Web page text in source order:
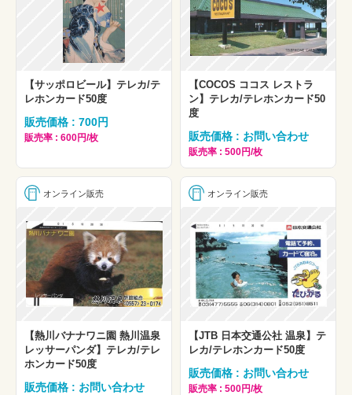
【サッポロビール】テレカ/テ
レホンカード50度
販売価格 : 700円
販売率 : 600円/枚
【COCOS ココス レストラ
ン】テレカ/テレホンカード50
度
販売価格 : お問い合わせ
販売率 : 500円/枚
オンライン販売
【熱川バナナワニ園 熱川温泉
レッサーパンダ】テレカ/テレ
ホンカード50度
販売価格 : お問い合わせ
オンライン販売
【JTB 日本交通公社 温泉】テ
レカ/テレホンカード50度
販売価格 : お問い合わせ
販売率 : 500円/枚